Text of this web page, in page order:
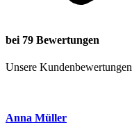
bei 79 Bewertungen
Unsere Kundenbewertungen
Anna Müller